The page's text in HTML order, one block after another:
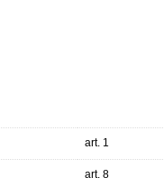
art. 1
art. 8